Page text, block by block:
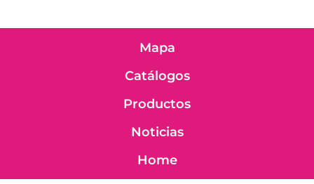
Mapa
Catálogos
Productos
Noticias
Home